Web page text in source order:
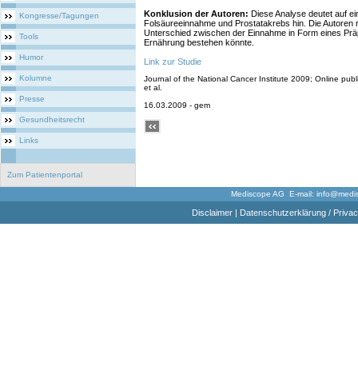
Kongresse/Tagungen
Tools
Humor
Kolumne
Presse
Gesundheitsrecht
Links
Zum Patientenportal
Konklusion der Autoren: Diese Analyse deutet auf
Folsäureeinnahme und Prostatakrebs hin. Die Autoren
Unterschied zwischen der Einnahme in Form eines
Ernährung bestehen könnte.
Link zur Studie
Journal of the National Cancer Institute 2009; Online
et al.
16.03.2009 - gem
Mediscope AG E-mail:
Disclaimer| Datenschutzerklärung /